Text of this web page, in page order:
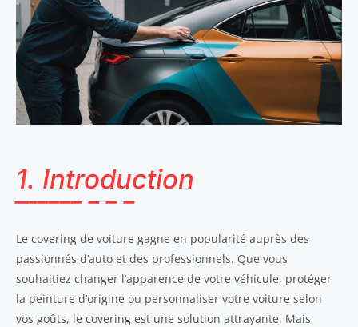
1. Introduction
Le covering de voiture gagne en popularité auprès des
passionnés d’auto et des professionnels. Que vous
souhaitiez changer l’apparence de votre véhicule, protéger
la peinture d’origine ou personnaliser votre voiture selon
vos goûts, le covering est une solution attrayante. Mais